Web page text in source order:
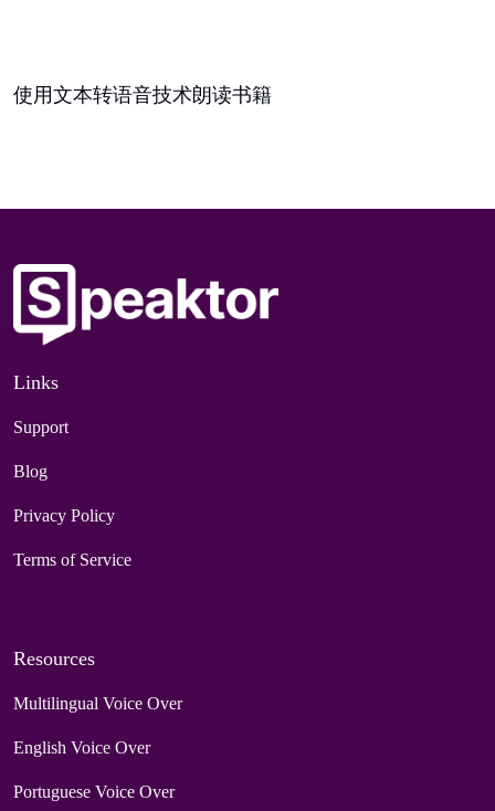
使用文本转语音技术朗读书籍
Links
Support
Blog
Privacy Policy
Terms of Service
Resources
Multilingual Voice Over
English Voice Over
Portuguese Voice Over